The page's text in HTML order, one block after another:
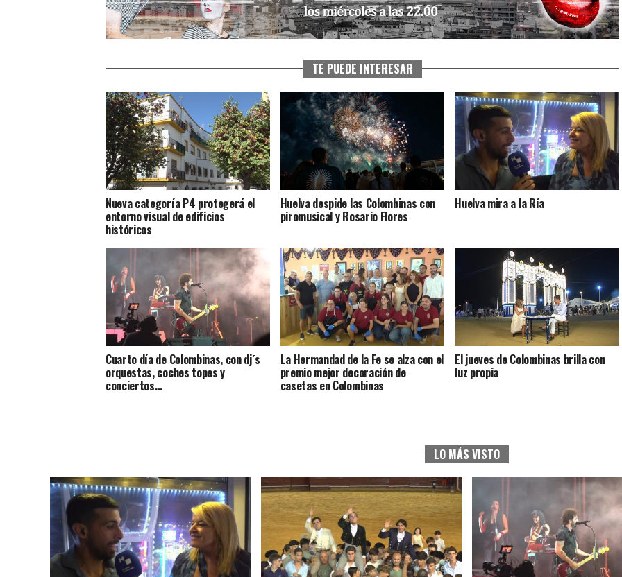
TE PUEDE INTERESAR
Nueva categoría P4 protegerá el
entorno visual de edificios
históricos
Huelva despide las Colombinas con
piromusical y Rosario Flores
Huelva mira a la Ría
Cuarto día de Colombinas, con dj´s
orquestas, coches topes y
conciertos…
La Hermandad de la Fe se alza con el
premio mejor decoración de
casetas en Colombinas
El jueves de Colombinas brilla con
luz propia
LO MÁS VISTO